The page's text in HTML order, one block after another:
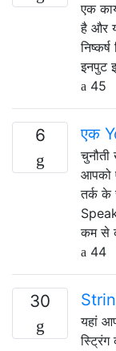
एक
है और
इनपुट
45
6 एक
आपको
तर्क के
कम से
44
30
यहां